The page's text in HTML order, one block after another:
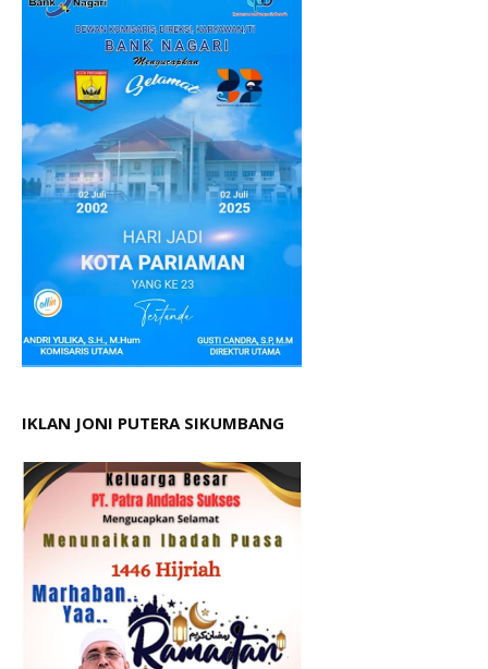
IKLAN JONI PUTERA SIKUMBANG